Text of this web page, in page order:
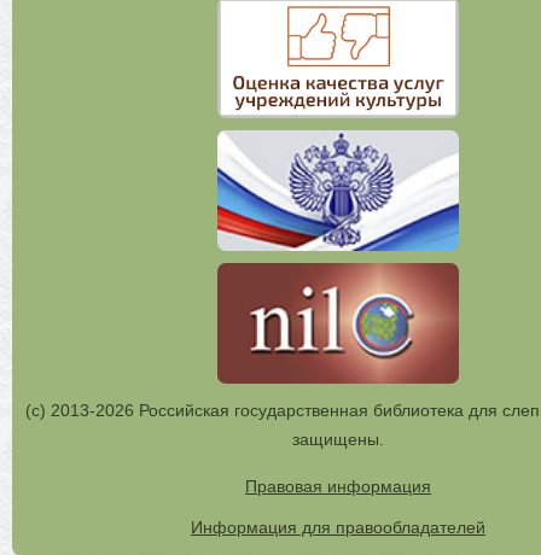
(с) 2013-2026 Российская государственная библиотека для
защищены.
Правовая информация
Информация для правообладателей